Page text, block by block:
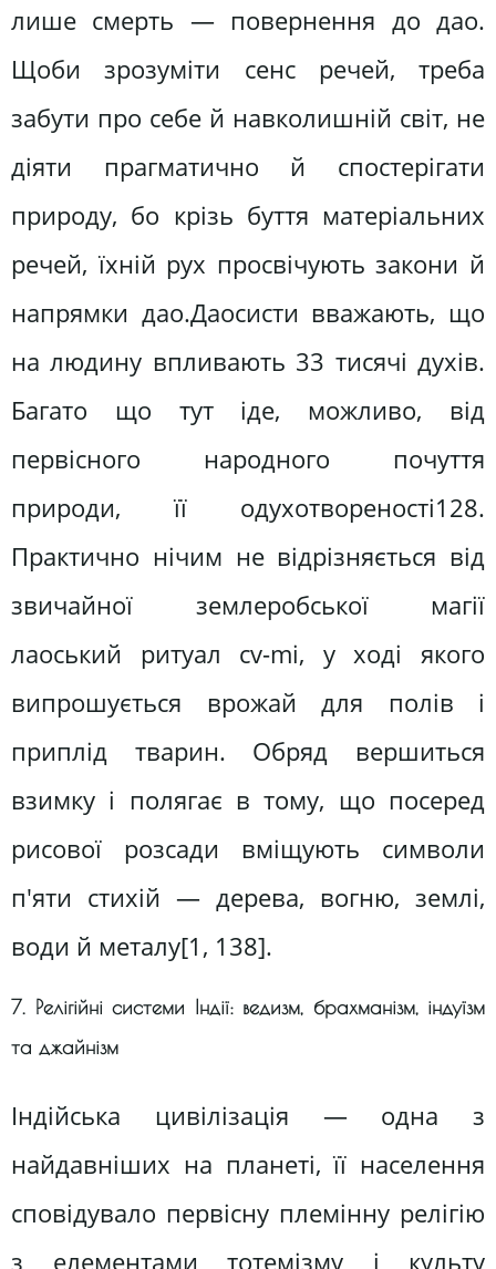
лише смерть — повернення до дао.
Щоби зрозуміти сенс речей, треба
забути про себе й навколишній світ, не
діяти прагматично й спостерігати
природу, бо крізь буття матеріальних
речей, їхній рух просвічують закони й
напрямки дао.Даосисти вважають, що
на людину впливають 33 тисячі духів.
Багато що тут іде, можливо, від
первісного народного почуття
природи, її одухотвореності128.
Практично нічим не відрізняється від
звичайної землеробської магії
лаоський ритуал cv-mi, у ході якого
випрошується врожай для полів і
приплід тварин. Обряд вершиться
взимку і полягає в тому, що посеред
рисової розсади вміщують символи
п'яти стихій — дерева, вогню, землі,
води й металу[1, 138].
7. Релігійні системи Індії: ведизм, брахманізм, індуїзм
та джайнізм
Індійська цивілізація — одна з
найдавніших на планеті, її населення
сповідувало первісну племінну релігію
з елементами тотемізму і культу